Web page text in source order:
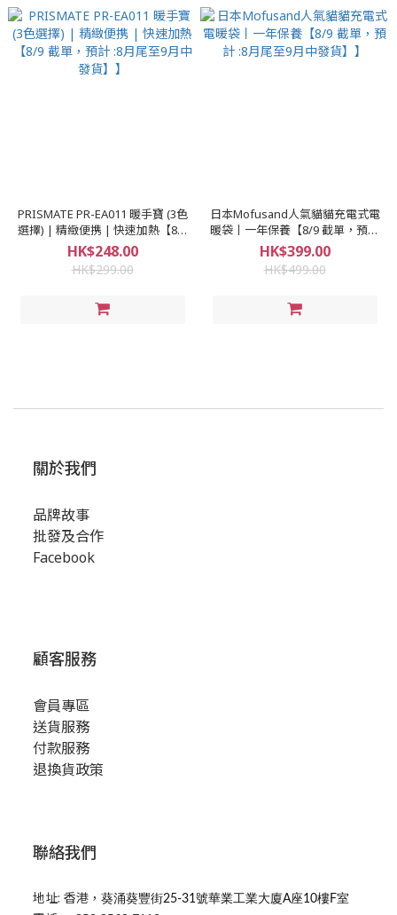
PRISMATE PR-EA011 暖手寶 (3色
選擇) | 精緻便携 | 快速加熱【8/9
截單，預計 :8月尾至9月中發
貨】】
HK$248.00
HK$299.00
日本Mofusand人氣貓貓充電式電
暖袋丨一年保養【8/9 截單，預計
:8月尾至9月中發貨】】
HK$399.00
HK$499.00
關於我們
品牌故事
批發及合作
Facebook
顧客服務
會員專區
送貨服務
付款服務
退換貨政策
聯絡我們
地址: 香港， 葵涌葵豐街25-31號華業工業大廈A座10樓F室